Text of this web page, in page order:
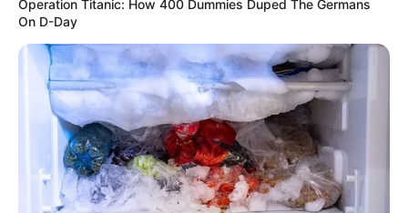
Operation Titanic: How 400 Dummies Duped The Germans
On D-Day